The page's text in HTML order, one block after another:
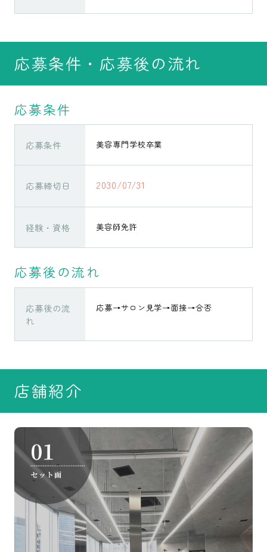
応募条件・応募後の流れ
応募条件
応募条件 美容専門学校卒業
応募締切日 2030/07/31
経験・資格 美容師免許
応募後の流れ
応募後の流
れ
応募→サロン見学→面接→合否
店舗紹介